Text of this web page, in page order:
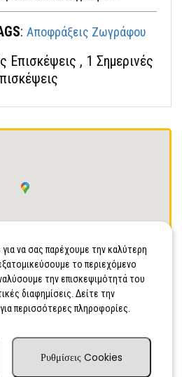
: Αποφράξεις Ζωγράφου
Επισκέψεις , 1 Σημερινές
3, Ζωγράφος, 15773
να σας παρέχουμε την καλύτερη
το περιεχόμενο
την επισκεψιμότητά του
διαφημίσεις. Δείτε την
περισσότερες πληροφορίες.
Ρυθμίσεις Cookies